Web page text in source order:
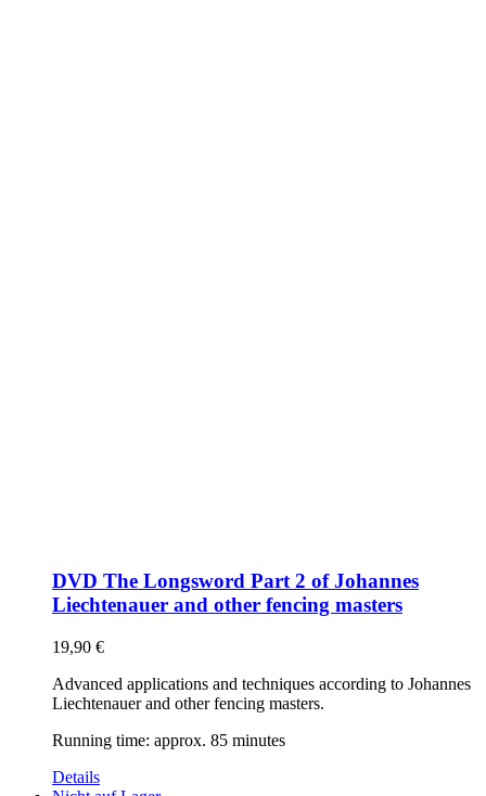
DVD The Longsword Part 2 of Johannes
Liechtenauer and other fencing masters
19,90 €
Advanced applications and techniques according to Johannes
Liechtenauer and other fencing masters.
Running time: approx. 85 minutes
Details